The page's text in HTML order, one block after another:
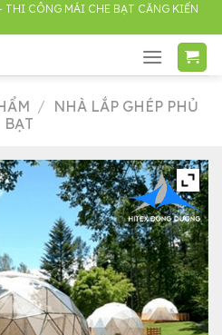
CÔNG MÁI CHE BẠT CĂNG KIẾN
/ NHÀ LẮP GHÉP PHỦ
BẠT